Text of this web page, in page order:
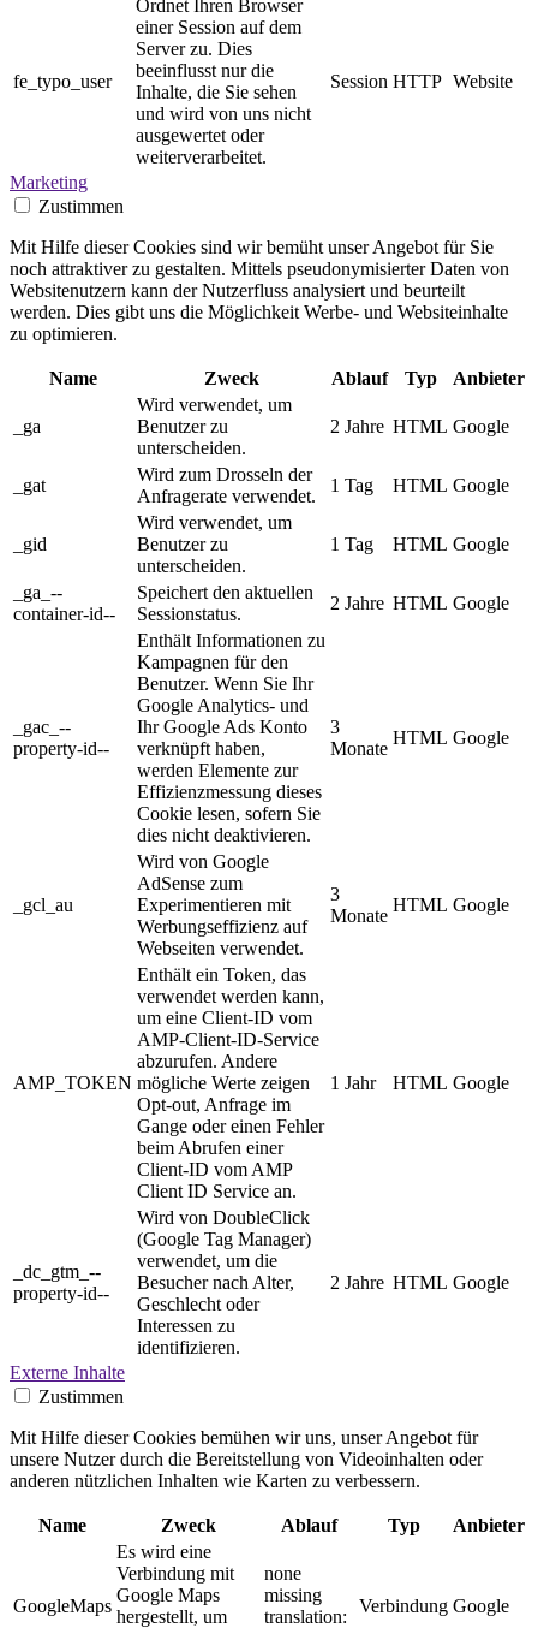
fe_typo_user
Ordnet Ihren Browser
einer Session auf dem
Server zu. Dies
beeinflusst nur die
Inhalte, die Sie sehen
und wird von uns nicht
ausgewertet oder
weiterverarbeitet.
Session HTTP Website
Marketing
Zustimmen
Mit Hilfe dieser Cookies sind wir bemüht unser Angebot für Sie
noch attraktiver zu gestalten. Mittels pseudonymisierter Daten von
Websitenutzern kann der Nutzerfluss analysiert und beurteilt
werden. Dies gibt uns die Möglichkeit Werbe- und Websiteinhalte
zu optimieren.
Name Zweck Ablauf Typ Anbieter
_ga
Wird verwendet, um
Benutzer zu
unterscheiden.
2 Jahre HTML Google
_gat
Wird zum Drosseln der
Anfragerate verwendet.
1 Tag HTML Google
_gid
Wird verwendet, um
Benutzer zu
unterscheiden.
1 Tag HTML Google
_ga_--
container-id--
Speichert den aktuellen
Sessionstatus.
2 Jahre HTML Google
_gac_--
property-id--
Enthält Informationen zu
Kampagnen für den
Benutzer. Wenn Sie Ihr
Google Analytics- und
Ihr Google Ads Konto
verknüpft haben,
werden Elemente zur
Effizienzmessung dieses
Cookie lesen, sofern Sie
dies nicht deaktivieren.
3
Monate
HTML Google
_gcl_au
Wird von Google
AdSense zum
Experimentieren mit
Werbungseffizienz auf
Webseiten verwendet.
3
Monate
HTML Google
AMP_TOKEN
Enthält ein Token, das
verwendet werden kann,
um eine Client-ID vom
AMP-Client-ID-Service
abzurufen. Andere
mögliche Werte zeigen
Opt-out, Anfrage im
Gange oder einen Fehler
beim Abrufen einer
Client-ID vom AMP
Client ID Service an.
1 Jahr HTML Google
_dc_gtm_--
property-id--
Wird von DoubleClick
(Google Tag Manager)
verwendet, um die
Besucher nach Alter,
Geschlecht oder
Interessen zu
identifizieren.
2 Jahre HTML Google
Externe Inhalte
Zustimmen
Mit Hilfe dieser Cookies bemühen wir uns, unser Angebot für
unsere Nutzer durch die Bereitstellung von Videoinhalten oder
anderen nützlichen Inhalten wie Karten zu verbessern.
Name Zweck Ablauf Typ Anbieter
GoogleMaps
Es wird eine
Verbindung mit
Google Maps
hergestellt, um
none
missing
translation:
Verbindung Google